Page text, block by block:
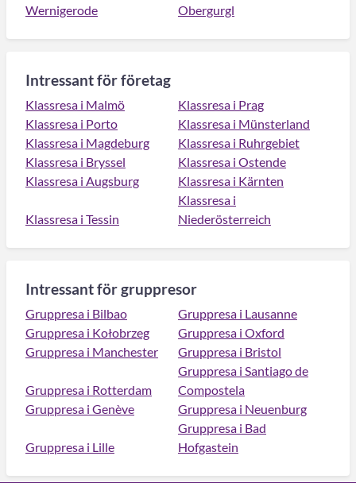
Wernigerode
Obergurgl
Intressant för företag
Klassresa i Malmö
Klassresa i Prag
Klassresa i Porto
Klassresa i Münsterland
Klassresa i Magdeburg
Klassresa i Ruhrgebiet
Klassresa i Bryssel
Klassresa i Ostende
Klassresa i Augsburg
Klassresa i Kärnten
Klassresa i Tessin
Klassresa i
Niederösterreich
Intressant för gruppresor
Gruppresa i Bilbao
Gruppresa i Lausanne
Gruppresa i Kołobrzeg
Gruppresa i Oxford
Gruppresa i Manchester
Gruppresa i Bristol
Gruppresa i Rotterdam
Gruppresa i Santiago de
Compostela
Gruppresa i Genève
Gruppresa i Neuenburg
Gruppresa i Lille
Gruppresa i Bad
Hofgastein